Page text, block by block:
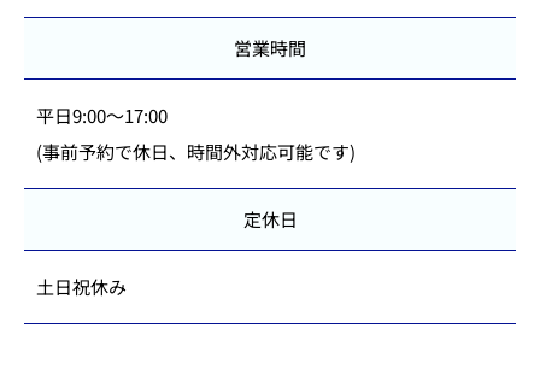
営業時間
平日9:00～17:00
(事前予約で休日、時間外対応可能です)
定休日
土日祝休み